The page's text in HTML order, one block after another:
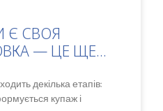
Є СВОЯ
— ЦЕ ЩЕ...
декілька етапів:
купаж і